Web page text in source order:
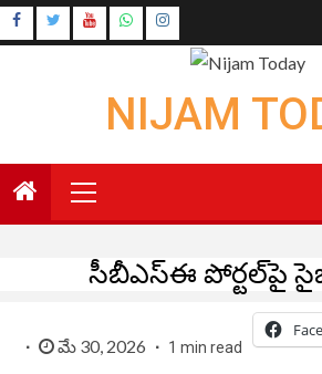
Skip
to
Instagram
NIJAM
Menu
సీబీఎస్‌ఈ పోర్టల్‌పై
మే 30, 2026 1 min read